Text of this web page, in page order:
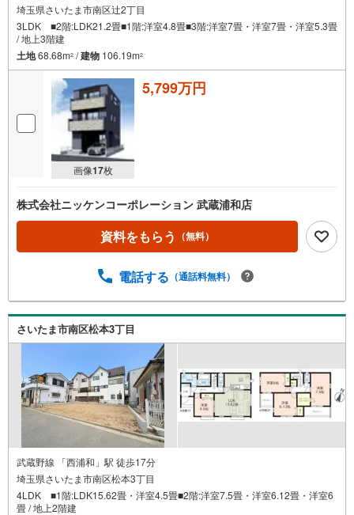
埼玉県さいたま市南区辻2丁目
3LDK ■2階:LDK21.2畳■1階:洋室4.8畳■3階:洋室7畳・洋室7畳・洋室5.3畳
/ 地上3階建
土地68.68m2 /建物 106.19m2
画像17枚
5,799万円
株式会社ニッケンコーポレーション 武蔵浦和店
資料をもらう （無料）
電話する （通話料無料）
さいたま市南区松本3丁目
武蔵野線 「西浦和」駅 徒歩17分
埼玉県さいたま市南区松本3丁目
4LDK ■1階:LDK15.62畳・洋室4.5畳■2階:洋室7.5畳・洋室6.12畳・洋室6
畳 / 地上2階建